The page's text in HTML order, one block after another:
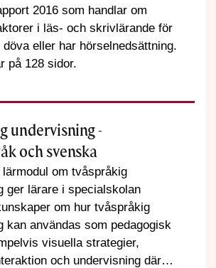
2016 som handlar om
i läs- och skrivlärande för
eller har hörselnedsättning.
på 128 sidor.
undervisning -
och svenska
om tvåspråkig
ger lärare i specialskolan
om hur tvåspråkig
kan användas som pedagogisk
visuella strategier,
och undervisning där